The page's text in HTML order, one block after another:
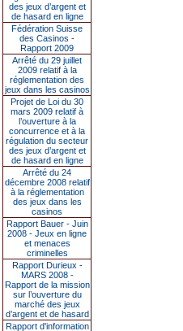
des jeux d’argent et
de hasard en ligne
Fédération Suisse
des Casinos -
Rapport 2009
Arrêté du 29 juillet
2009 relatif à la
réglementation des
jeux dans les casinos
Projet de Loi du 30
mars 2009 relatif à
l’ouverture à la
concurrence et à la
régulation du secteur
des jeux d’argent et
de hasard en ligne
Arrêté du 24
décembre 2008 relatif
à la réglementation
des jeux dans les
casinos
Rapport Bauer - Juin
2008 - Jeux en ligne
et menaces
criminelles
Rapport Durieux -
MARS 2008 -
Rapport de la mission
sur l’ouverture du
marché des jeux
d’argent et de hasard
Rapport d'information